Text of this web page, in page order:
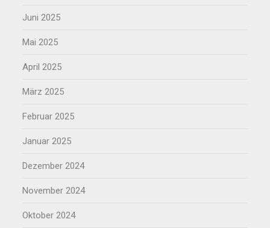
Juni 2025
Mai 2025
April 2025
März 2025
Februar 2025
Januar 2025
Dezember 2024
November 2024
Oktober 2024